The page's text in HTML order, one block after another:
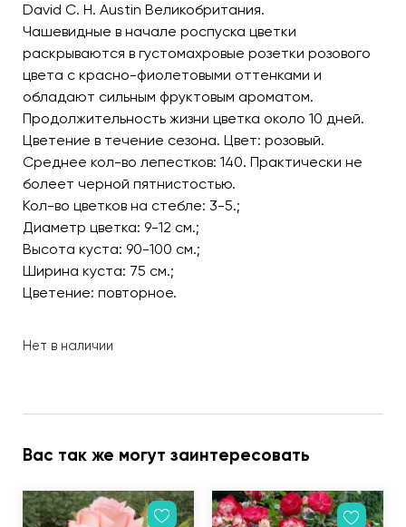
David C. H. Austin Великобритания.
Чашевидные в начале роспуска цветки
раскрываются в густомахровые розетки розового
цвета с красно-фиолетовыми оттенками и
обладают сильным фруктовым ароматом.
Продолжительность жизни цветка около 10 дней.
Цветение в течение сезона. Цвет: розовый.
Среднее кол-во лепестков: 140. Практически не
болеет черной пятнистостью.
Кол-во цветков на стебле: 3-5.;
Диаметр цветка: 9-12 см.;
Высота куста: 90-100 см.;
Ширина куста: 75 см.;
Цветение: повторное.
Нет в наличии
Вас так же могут заинтересовать